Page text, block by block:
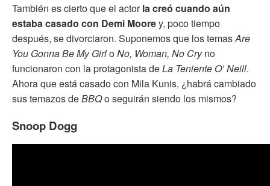
También es cierto que el actorla creó cuando aún
estaba casado con Demi Moorey, poco tiempo
después, se divorciaron. Suponemos que los temasAre
You Gonna Be My GirloNo, Woman, No Cryno
funcionaron con la protagonista deLa Teniente O’ Neill.
Ahora que está casado con Mila Kunis, ¿habrá cambiado
sus temazos deBBQo seguirán siendo los mismos?
Snoop Dogg